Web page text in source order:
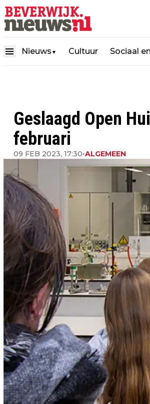
Nieuws ▼ Cultuur Sociaal
Geslaagd Open
februari
09 FEB 2023, 17:30•ALGEMEEN